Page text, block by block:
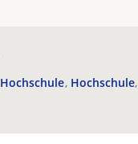
Hochschule Hochschule